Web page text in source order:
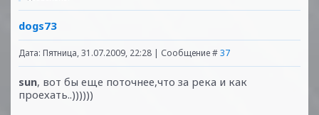
dogs73
Дата: Пятница, 31.07.2009, 22:28 | Сообщение #37
sun, вот бы еще поточнее,что за река и как
проехать..))))))